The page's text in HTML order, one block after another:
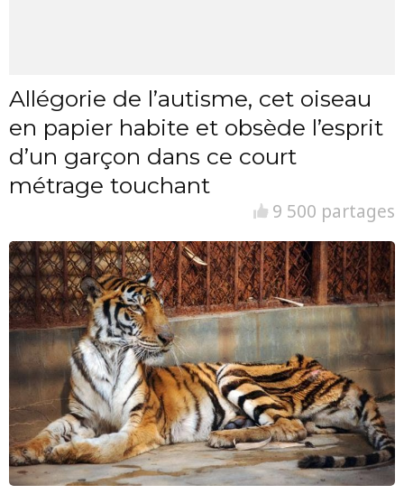
Allégorie de l’autisme, cet oiseau
en papier habite et obsède l’esprit
d’un garçon dans ce court
métrage touchant
9 500 partages